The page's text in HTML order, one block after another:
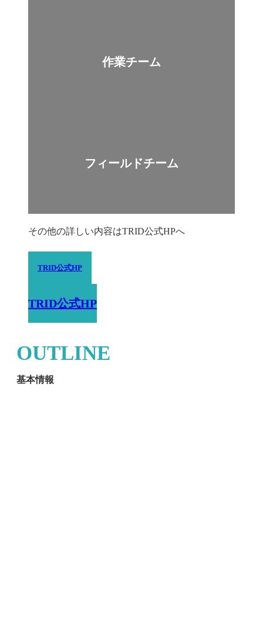
作業チーム
フィールドチーム
その他の詳しい内容はTRID公式HPへ
TRID公式HP
TRID公式HP
OUTLINE
基本情報